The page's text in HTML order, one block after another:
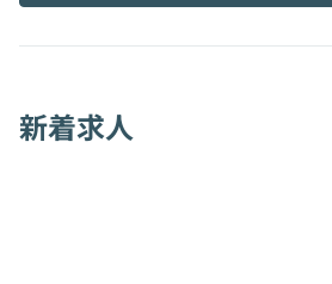
新着求人